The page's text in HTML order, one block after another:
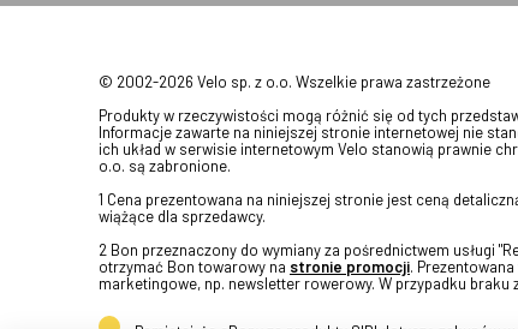
© 2002-2026 Velo sp. z o.o. Wszelkie prawa zastrzeżone
Produkty w rzeczywistości mogą różnić się od tych
Informacje zawarte na niniejszej stronie internetowej nie
ich układ w serwisie internetowym Velo stanowią prawnie
o.o. są zabronione.
1 Cena prezentowana na niniejszej stronie jest ceną
wiążące dla sprzedawcy.
2 Bon przeznaczony do wymiany za pośrednictwem usługi
otrzymać Bon towarowy na stronie promocji.
marketingowe, np. newsletter rowerowy. W przypadku braku